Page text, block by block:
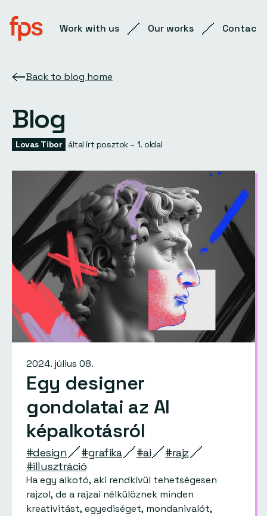
Work with us Our works Contact
Back to blog home
Blog
Lovas Tibor által írt posztok – 1. oldal
2024. július 08.
Egy designer
gondolatai az AI
képalkotásról
#design #grafika #ai
#rajz
#illusztráció
Ha egy alkotó, aki rendkívül tehetségesen
rajzol, de a rajzai nélkülöznek minden
kreativitást, egyediséget, mondanivalót,